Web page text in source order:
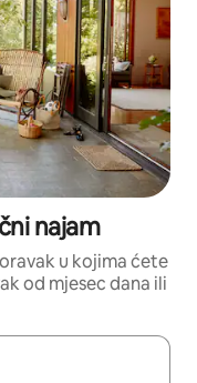
najam
u kojima ćete
od mjesec dana ili
se krećete kroz njih